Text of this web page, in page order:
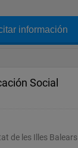
información
Social
de les Illes Balears